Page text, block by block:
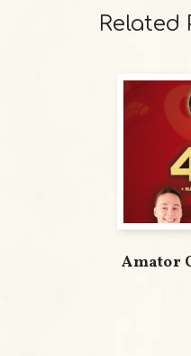
Related
Amator